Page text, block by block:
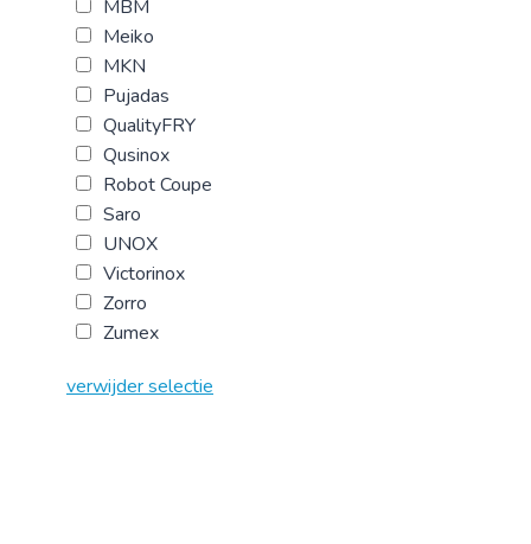
MBM
Meiko
MKN
Pujadas
QualityFRY
Qusinox
Robot Coupe
Saro
UNOX
Victorinox
Zorro
Zumex
verwijder selectie